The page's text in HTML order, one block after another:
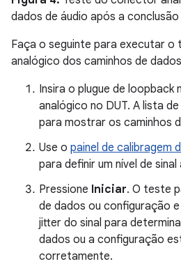
dados de áudio após a
Faça o seguinte para executar
analógico dos caminhos de
Insira o plugue de
analógico no DUT. A lista
para mostrar os caminhos
Use o painel de calibragem
para definir um nível de sinal
Pressione Iniciar. O teste
de dados ou configuração
jitter do sinal para
dados ou a configuração
corretamente.